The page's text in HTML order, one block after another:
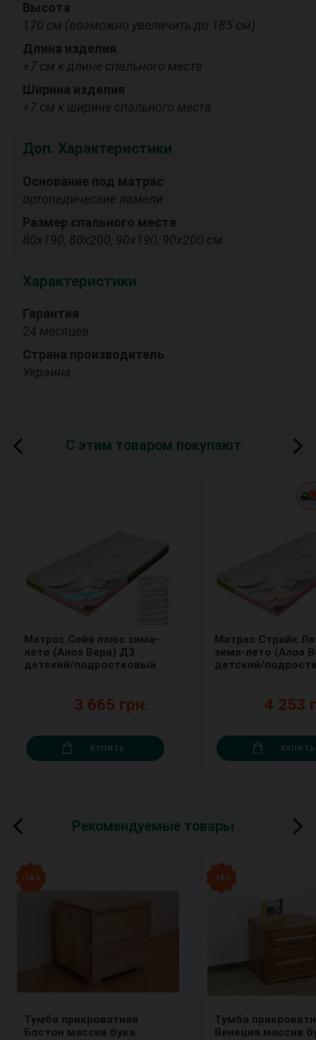
Высота
170 см (возможно увеличить до 185 см)
Длина изделия
+7 см к длине спального места
Ширина изделия
+7 см к ширине спального места
Доп. Характеристики
Основание под матрас
ортопедические ламели
Размер спального места
80х190, 80х200, 90х190, 90х200 см
Характеристики
Гарантия
24 месяцев
Страна производитель
Украина
С этим товаром покупают
Матрас Сейв плюс зима-
лето (Алоэ Вера) ДЗ
детский/подростковый
3 665 грн.
КУПИТЬ
Матрас Страйк
зима-лето (Алоэ
детский/
4 253
КУПИТЬ
Рекомендуемые товары
- 14 %
Тумба прикроватная
Бостон массив бука
- 14 %
Тумба
Венеция массив